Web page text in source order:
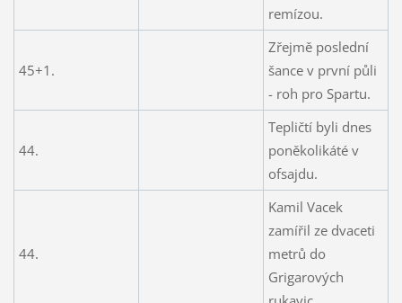
remízou.
45+1.
Zřejmě poslední
šance v první půli
- roh pro Spartu.
44.
Tepličtí byli dnes
poněkolikáté v
ofsajdu.
44.
Kamil Vacek
zamířil ze dvaceti
metrů do
Grigarových